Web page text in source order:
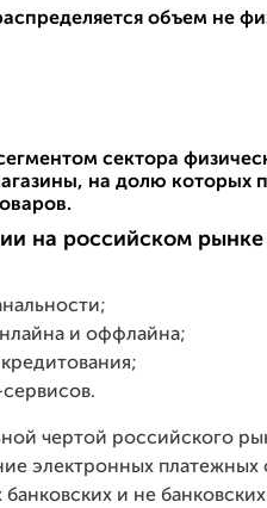
объем не
сектора
на долю которых
на российском рынке
и оффлайна;
чертой российского
электронных
и не